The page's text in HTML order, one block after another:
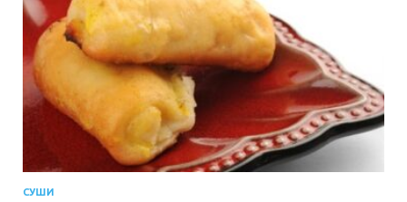
СУШИ